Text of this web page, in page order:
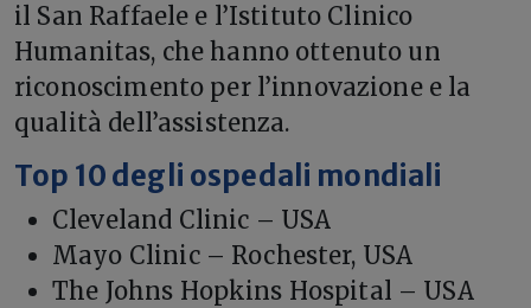
il San Raffaele e l’Istituto Clinico
Humanitas, che hanno ottenuto un
riconoscimento per l’innovazione e la
qualità dell’assistenza.
Top 10 degli ospedali mondiali
Cleveland Clinic – USA
Mayo Clinic – Rochester, USA
The Johns Hopkins Hospital – USA